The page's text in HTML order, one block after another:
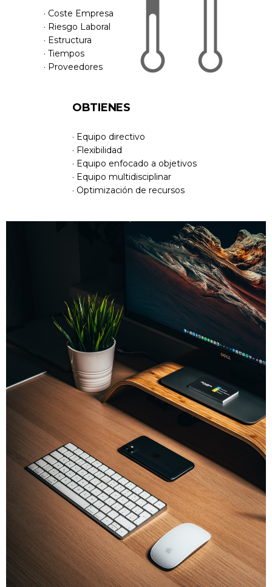
· Coste Empresa
· Riesgo Laboral
· Estructura
· Tiempos
· Proveedores
OBTIENES
· Equipo directivo
· Flexibilidad
· Equipo enfocado a objetivos
· Equipo multidisciplinar
· Optimización de recursos